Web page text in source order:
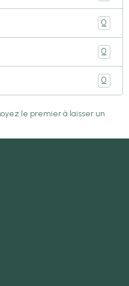
0
0
0
le premier à laisser un